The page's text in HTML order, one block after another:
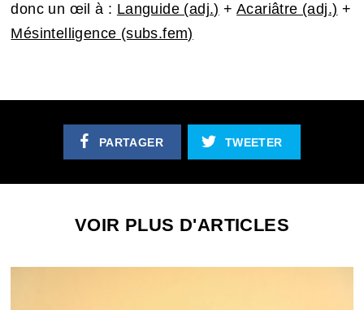
donc un œil à : Languide (adj.) +Acariâtre (adj.) +
Mésintelligence (subs.fem)
PARTAGER TWEETER
VOIR PLUS D'ARTICLES